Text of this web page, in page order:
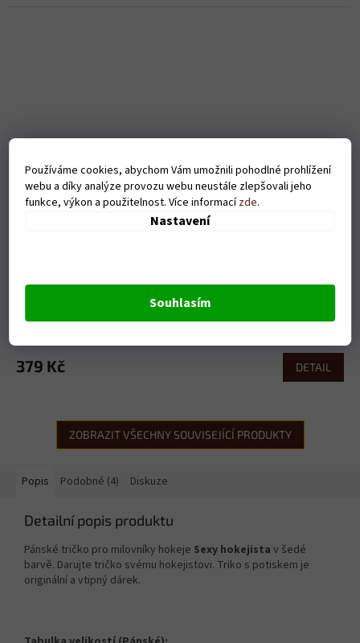
Používáme cookies, abychom Vám umožnili pohodlné prohlížení
webu a díky analýze provozu webu neustále zlepšovali jeho
funkce, výkon a použitelnost. Více informacízde.
Nastavení
Souhlasím
379 Kč DETAIL
ZOBRAZIT VŠECHNY SOUVISEJÍCÍ PRODUKTY
Popis Podobné (4) Diskuze
Detailní popis produktu
Pánské tričko pro milovníky hokeje Sexy hokejista v šedé
barvě. Darujte tričko svému hokejistovi. Triko s potiskem je
originální a vtipný dárek.